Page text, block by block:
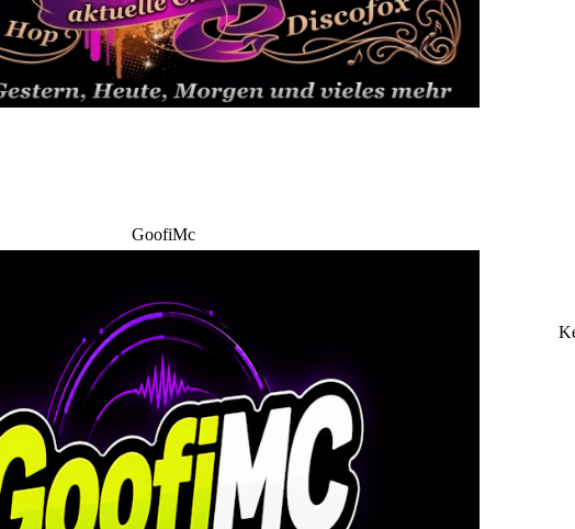
GoofiMc